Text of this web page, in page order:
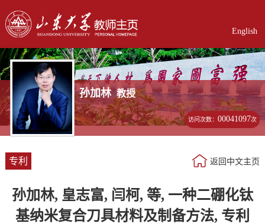
English
孙加林 教授
访问次数：00041097次
专利 返回中文主页
孙加林, 皇志富, 闫柯, 等, 一种二硼化钛
基纳米复合刀具材料及制备方法, 专利